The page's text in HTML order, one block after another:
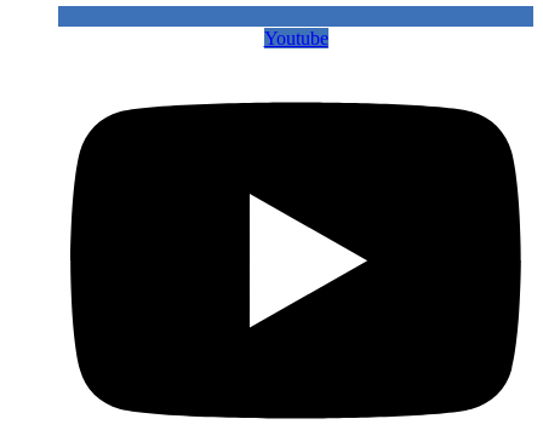
Youtube